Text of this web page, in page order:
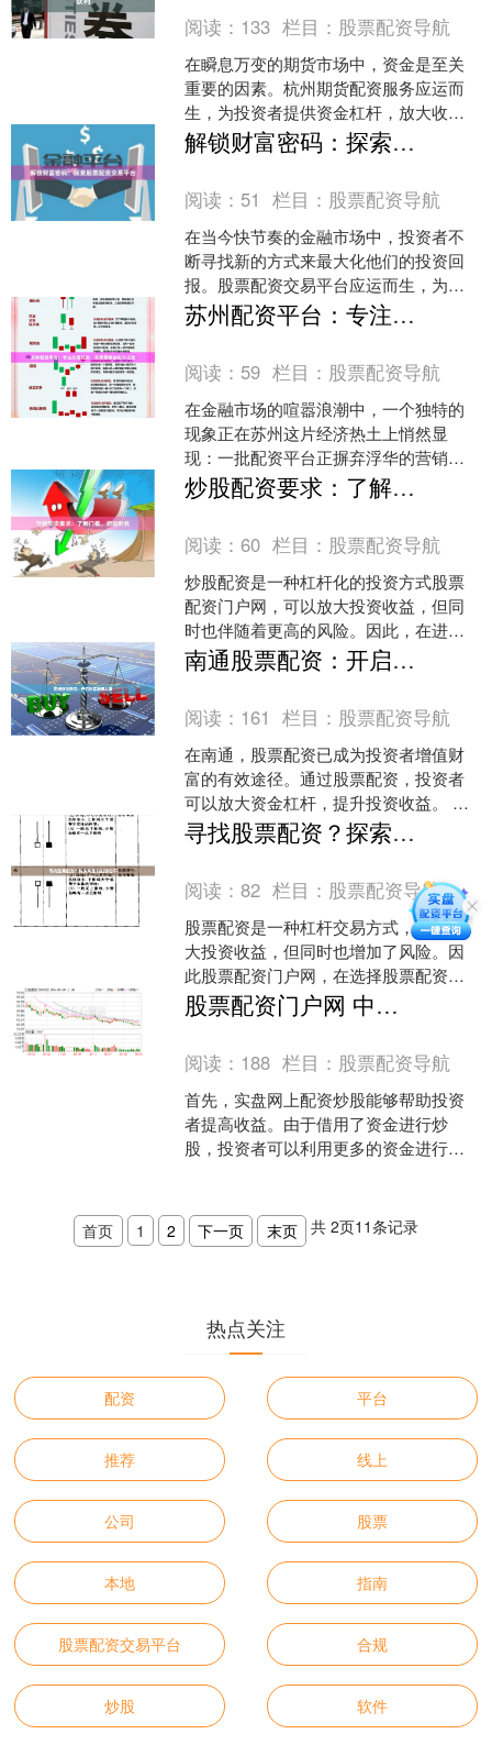
阅读： 133 栏目： 股票配资导航
在瞬息万变的期货市场中，资金是至关
重要的因素。杭州期货配资服务应运而
生，为投资者提供资金杠杆，放大收益
空间。 杭州期货配资平台经过严格监
管，确保资金安全可靠。投....
解锁财富密码：探索股票配资交易平台
阅读： 51 栏目： 股票配资导航
在当今快节奏的金融市场中，投资者不
断寻找新的方式来最大化他们的投资回
报。股票配资交易平台应运而生，为投
资者提供了利用杠杆作用来放大收益的
独特机会。 **什么是股....
苏州配资平台：专注交易优势，无需营销的实力之选
阅读： 59 栏目： 股票配资导航
在金融市场的喧嚣浪潮中，一个独特的
现象正在苏州这片经济热土上悄然显
现：一批配资平台正摒弃浮华的营销噱
头，将全部精力倾注于构建无可挑剔的
交易优势本身。它们不依赖震....
炒股配资要求：了解门槛，把握时机
阅读：60 栏目： 股票配资导航
炒股配资是一种杠杆化的投资方式股票
配资门户网，可以放大投资收益，但同
时也伴随着更高的风险。因此，在进行
炒股配资之前，了解门槛和把握时机至
关重要。 **门槛要求*....
南通股票配资：开启财富增值之路
阅读： 161 栏目： 股票配资导航
在南通，股票配资已成为投资者增值财
富的有效途径。通过股票配资，投资者
可以放大资金杠杆，提升投资收益。 南
通股票配资公司提供灵活的配资方案，
满足不同投资者的需求。....
寻找股票配资？探索可靠的配资公司
阅读：82 栏目： 股票配资导航
股票配资是一种杠杆交易方式，可以放
大投资收益，但同时也增加了风险。因
此股票配资门户网，在选择股票配资公
司时，可靠性至关重要。 **寻找可靠的
配资公司** * *....
股票配资门户网 中一签浮盈近4.6万！N汇成真收盘大涨753% 盘中二度临停
阅读： 188 栏目： 股票配资导航
首先，实盘网上配资炒股能够帮助投资
者提高收益。由于借用了资金进行炒
股，投资者可以利用更多的资金进行交
首页 1 2 下一页 末页 共 2页11条记录
热点关注
配资 平台
推荐 线上
公司 股票
本地 指南
股票配资交易平台 合规
炒股 软件